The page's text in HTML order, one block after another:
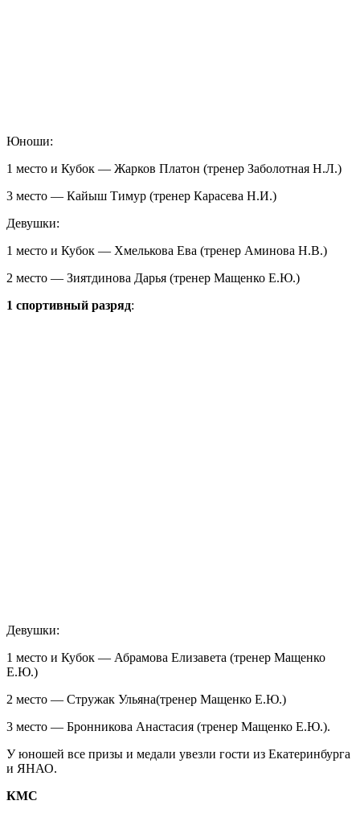
Юноши:
1 место и Кубок — Жарков Платон (тренер Заболотная Н.Л.)
3 место — Кайыш Тимур (тренер Карасева Н.И.)
Девушки:
1 место и Кубок — Хмелькова Ева (тренер Аминова Н.В.)
2 место — Зиятдинова Дарья (тренер Мащенко Е.Ю.)
1 спортивный разряд:
Девушки:
1 место и Кубок — Абрамова Елизавета (тренер Мащенко
Е.Ю.)
2 место — Стружак Ульяна(тренер Мащенко Е.Ю.)
3 место — Бронникова Анастасия (тренер Мащенко Е.Ю.).
У юношей все призы и медали увезли гости из Екатеринбурга
и ЯНАО.
КМС